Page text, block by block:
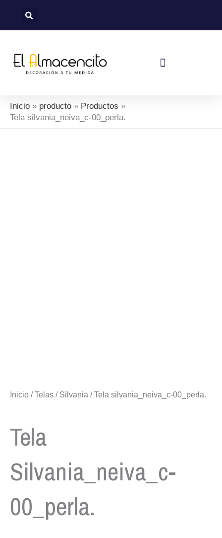
Inicio producto
Productos
Tela silvania_neiva_c-00_perla.
Inicio /Telas / Silvania / Tela silvania_neiva_c-00_perla.
Tela
Silvania_neiva_c-
00_perla.